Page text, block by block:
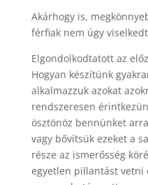
Akárhogy is,
férfiak nem úgy
Elgondolkodtatott az
Hogyan készítünk
alkalmazzuk azokat
rendszeresen
ösztönöz bennünket
vagy bővítsük ezeket a
része az ismerősség
egyetlen pillantást vetni